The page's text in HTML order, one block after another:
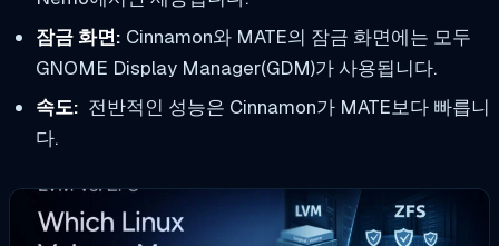
잠금 화면: Cinnamon와 MATE의 잠금 화면에는 모두
GNOME Display Manager(GDM)가 사용됩니다.
속도: 전반적인 성능은 Cinnamon가 MATE보다 빠릅니
다.